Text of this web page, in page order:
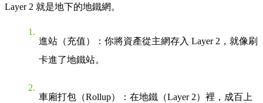
Layer 2 就是地下的地鐵網。
進站（充值）
：你將資產從主網存入 Layer 2，就像刷
卡進了地鐵站。
車廂打包（Rollup）
：在地鐵（Layer 2）裡，成百上